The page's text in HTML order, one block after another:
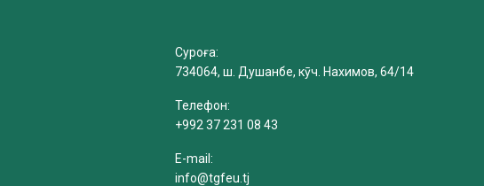
Суроға:
734064, ш. Душанбе, кӯч. Нахимов, 64/14
Телефон:
+992 37 231 08 43
E-mail:
info@tgfeu.tj